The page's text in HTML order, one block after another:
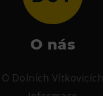
O nás
O Dolních Vítkovicích